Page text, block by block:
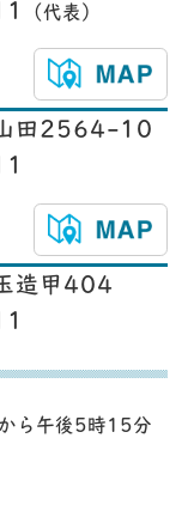
（代表）
田2564-10
造甲404
ら午後5時15分